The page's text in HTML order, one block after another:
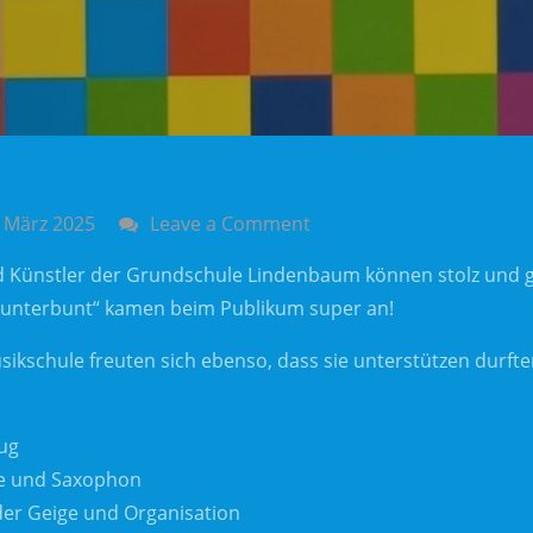
2025 Leave a Commenton
„Kunterbunt“
im
Bürgerhaus
der Grundschule Lindenbaum können stolz und
kamen beim Publikum super an!
freuten sich ebenso, dass sie unterstützen
und Saxophon
Geige und Organisation